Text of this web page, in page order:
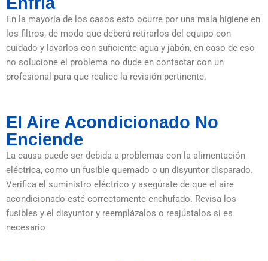
En la mayoría de los casos esto ocurre por una mala higiene en
los filtros, de modo que deberá retirarlos del equipo con
cuidado y lavarlos con suficiente agua y jabón, en caso de eso
no solucione el problema no dude en contactar con un
profesional para que realice la revisión pertinente.
El Aire Acondicionado No
Enciende
La causa puede ser debida a problemas con la alimentación
eléctrica, como un fusible quemado o un disyuntor disparado.
Verifica el suministro eléctrico y asegúrate de que el aire
acondicionado esté correctamente enchufado. Revisa los
fusibles y el disyuntor y reemplázalos o reajústalos si es
necesario